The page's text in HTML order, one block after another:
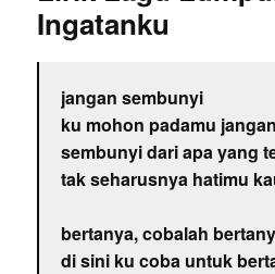
Ingatanku
jangan sembunyi
ku mohon padamu
sembunyi dari apa yang
tak seharusnya hatimu
bertanya, cobalah
di sini ku coba untuk